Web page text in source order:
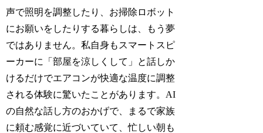
声で照明を調整したり、お掃除ロボット
にお願いをしたりする暮らしは、もう夢
ではありません。私自身もスマートスピ
ーカーに「部屋を涼しくして」と話しか
けるだけでエアコンが快適な温度に調整
される体験に驚いたことがあります。AI
の自然な話し方のおかげで、まるで家族
に頼む感覚に近づいていて、忙しい朝も